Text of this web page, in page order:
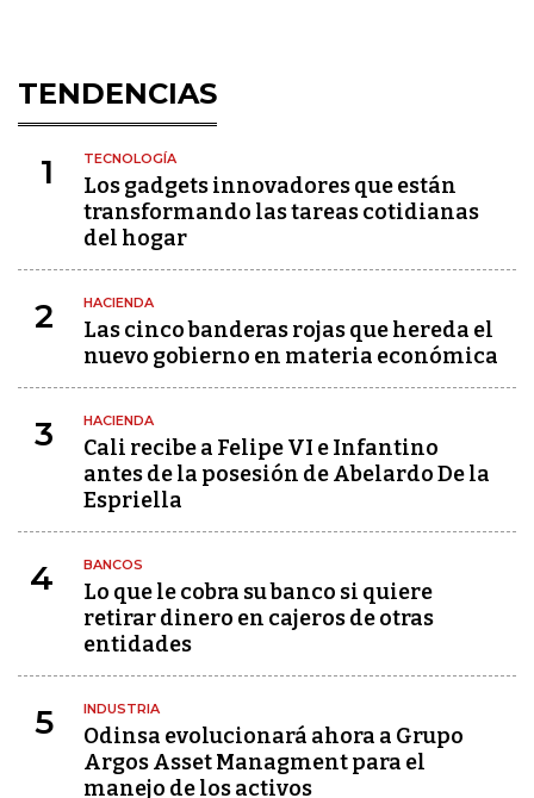
TENDENCIAS
1 TECNOLOGÍA
Los gadgets innovadores que están
transformando las tareas cotidianas
del hogar
2 HACIENDA
Las cinco banderas rojas que hereda el
nuevo gobierno en materia económica
3 HACIENDA
Cali recibe a Felipe VI e Infantino
antes de la posesión de Abelardo De la
Espriella
4 BANCOS
Lo que le cobra su banco si quiere
retirar dinero en cajeros de otras
entidades
5 INDUSTRIA
Odinsa evolucionará ahora a Grupo
Argos Asset Managment para el
manejo de los activos